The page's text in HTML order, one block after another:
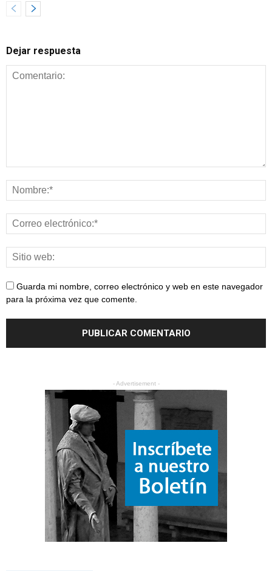
Dejar respuesta
Guarda mi nombre, correo electrónico y web en este navegador
para la próxima vez que comente.
- Advertisement -